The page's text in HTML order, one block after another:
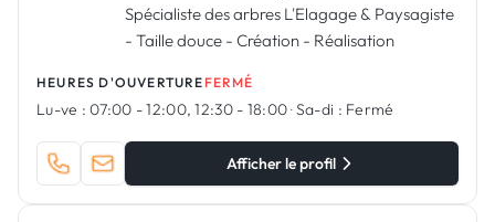
Spécialiste des arbres L'Elagage & Paysagiste
- Taille douce - Création - Réalisation
HEURES D'OUVERTURE FERMÉ
Lu-ve : 07:00 - 12:00, 12:30 - 18:00·Sa-di : Fermé
Afficher le profil